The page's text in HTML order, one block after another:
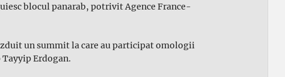
blocul panarab, potrivit Agence France-
un summit la care au participat omologii
Erdogan.